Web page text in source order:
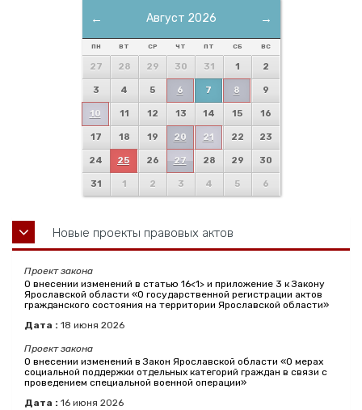
← →
Август 2026
ПН ВТ СР ЧТ ПТ СБ ВС
27 28 29 30 31 1 2
3 4 5 6 7 8 9
10 11 12 13 14 15 16
17 18 19 20 21 22 23
24 25 26 27 28 29 30
31 1 2 3 4 5 6
Новые проекты правовых актов
Проект закона
О внесении изменений в статью 16<1> и приложение 3 к Закону
Ярославской области «О государственной регистрации актов
гражданского состояния на территории Ярославской области»
Дата : 18 июня 2026
Проект закона
О внесении изменений в Закон Ярославской области «О мерах
социальной поддержки отдельных категорий граждан в связи с
проведением специальной военной операции»
Дата : 16 июня 2026